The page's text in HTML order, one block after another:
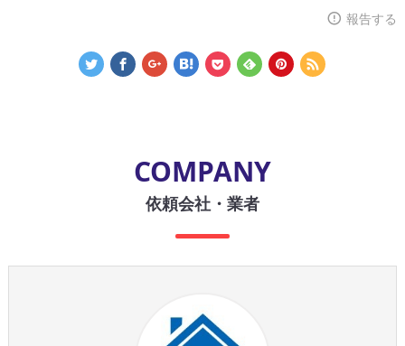
報告する
COMPANY
依頼会社・業者